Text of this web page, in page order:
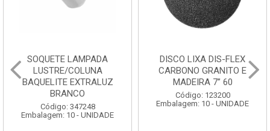
SOQUETE LAMPADA
LUSTRE/COLUNA
BAQUELITE EXTRALUZ
BRANCO
Código: 347248
Embalagem: 10 - UNIDADE
DISCO LIXA DIS-FLEX
CARBONO GRANITO E
MADEIRA 7” 60
Código: 123200
Embalagem: 10 - UNIDADE